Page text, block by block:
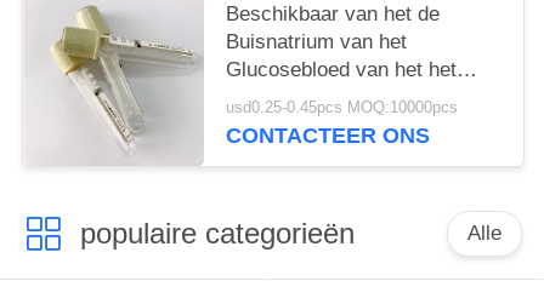
Beschikbaar van het de
Buisnatrium van het
Glucosebloed van het het
Fluoridekalium het
Oxalaatadditief
usd0.25-0.45pcs MOQ:10000pcs
CONTACTEER ONS
populaire categorieën Alle